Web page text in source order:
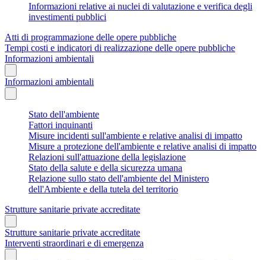
Informazioni relative ai nuclei di valutazione e verifica degli
investimenti pubblici
Atti di programmazione delle opere pubbliche
Tempi costi e indicatori di realizzazione delle opere pubbliche
Informazioni ambientali
Informazioni ambientali
Stato dell'ambiente
Fattori inquinanti
Misure incidenti sull'ambiente e relative analisi di impatto
Misure a protezione dell'ambiente e relative analisi di impatto
Relazioni sull'attuazione della legislazione
Stato della salute e della sicurezza umana
Relazione sullo stato dell'ambiente del Ministero
dell'Ambiente e della tutela del territorio
Strutture sanitarie private accreditate
Strutture sanitarie private accreditate
Interventi straordinari e di emergenza